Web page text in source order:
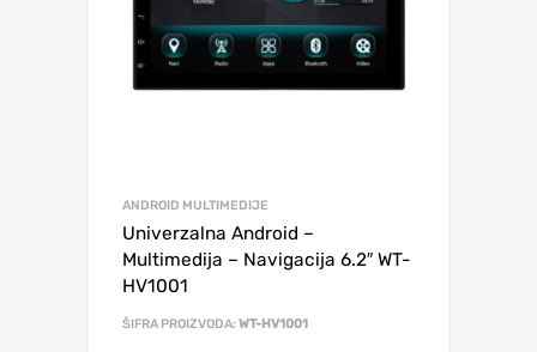
ANDROID MULTIMEDIJE
Univerzalna Android –
Multimedija – Navigacija 6.2″ WT-
HV1001
ŠIFRA PROIZVODA: WT-HV1001